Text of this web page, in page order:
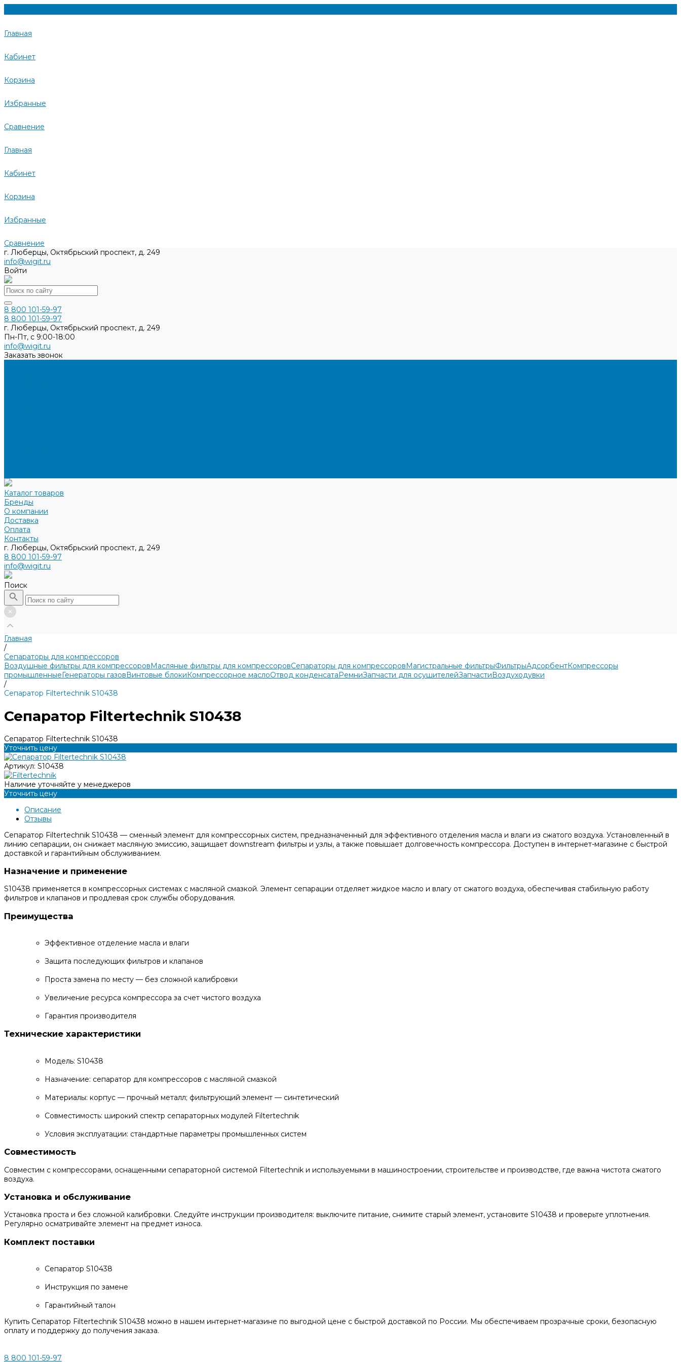
Главная
Кабинет
Корзина
Избранные
Сравнение
Главная
Кабинет
Корзина
Избранные
Сравнение
г. Люберцы, Октябрьский проспект, д. 249
info@wigit.ru
Войти
8 800 101-59-97
8 800 101-59-97
г. Люберцы, Октябрьский проспект, д. 249
Пн-Пт, с 9:00-18:00
info@wigit.ru
Заказать звонок
Каталог товаров
Бренды
О компании
Доставка
Оплата
Контакты
г. Люберцы, Октябрьский проспект, д. 249
8 800 101-59-97
info@wigit.ru
Поиск
Главная
/
Сепараторы для компрессоров
Воздушные фильтры для компрессоровМасляные фильтры для компрессоровСепараторы для компрессоровМагистральные фильтрыФильтрыАдсорбентКомпрессоры
промышленныеГенераторы газовВинтовые блокиКомпрессорное маслоОтвод конденсатаРемниЗапчасти для осушителейЗапчастиВоздуходувки
/
Сепаратор Filtertechnik S10438
Сепаратор Filtertechnik S10438
Сепаратор Filtertechnik S10438
Уточнить цену
Артикул: S10438
Наличие уточняйте у менеджеров
Уточнить цену
Описание
Отзывы
Сепаратор Filtertechnik S10438 — сменный элемент для компрессорных систем, предназначенный для эффективного отделения масла и влаги из сжатого воздуха. Установленный в
линию сепарации, он снижает масляную эмиссию, защищает downstream фильтры и узлы, а также повышает долговечность компрессора. Доступен в интернет-магазине с быстрой
доставкой и гарантийным обслуживанием.
Назначение и применение
S10438 применяется в компрессорных системах с масляной смазкой. Элемент сепарации отделяет жидкое масло и влагу от сжатого воздуха, обеспечивая стабильную работу
фильтров и клапанов и продлевая срок службы оборудования.
Преимущества
Эффективное отделение масла и влаги
Защита последующих фильтров и клапанов
Проста замена по месту — без сложной калибровки
Увеличение ресурса компрессора за счет чистого воздуха
Гарантия производителя
Технические характеристики
Модель: S10438
Назначение: сепаратор для компрессоров с масляной смазкой
Материалы: корпус — прочный металл; фильтрующий элемент — синтетический
Совместимость: широкий спектр сепараторных модулей Filtertechnik
Условия эксплуатации: стандартные параметры промышленных систем
Совместимость
Совместим с компрессорами, оснащенными сепараторной системой Filtertechnik и используемыми в машиностроении, строительстве и производстве, где важна чистота сжатого
воздуха.
Установка и обслуживание
Установка проста и без сложной калибровки. Следуйте инструкции производителя: выключите питание, снимите старый элемент, установите S10438 и проверьте уплотнения.
Регулярно осматривайте элемент на предмет износа.
Комплект поставки
Сепаратор S10438
Инструкция по замене
Гарантийный талон
Купить Сепаратор Filtertechnik S10438 можно в нашем интернет-магазине по выгодной цене с быстрой доставкой по России. Мы обеспечиваем прозрачные сроки, безопасную
оплату и поддержку до получения заказа.
8 800 101-59-97